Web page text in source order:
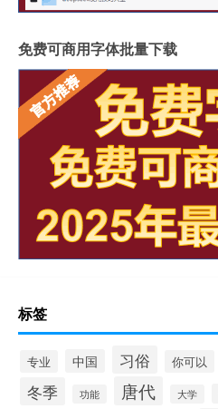
免费可商用字体批量下载
标签
专业 中国 习俗 你可以
冬季 功能 唐代 大学